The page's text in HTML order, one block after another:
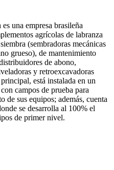
una empresa brasileña
agrícolas de labranza
(sembradoras mecánicas
grueso), de mantenimiento
de abono,
y retroexcavadoras
está instalada en un
campos de prueba para
de sus equipos; además, cuenta
se desarrolla al 100% el
de primer nivel.